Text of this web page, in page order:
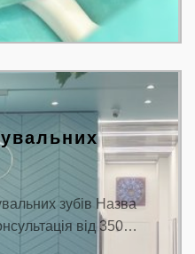
зубів Назва
від 350…